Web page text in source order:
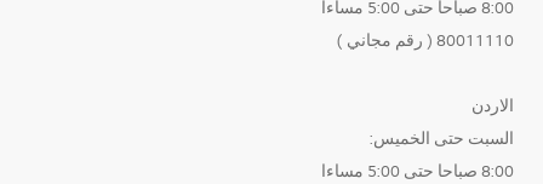
8:00 صباحاً حتى 5:00 مساءا
80011110 ( رقم مجاني )
الاردن
السبت حتى الخميس:
8:00 صباحا حتى 5:00 مساءا